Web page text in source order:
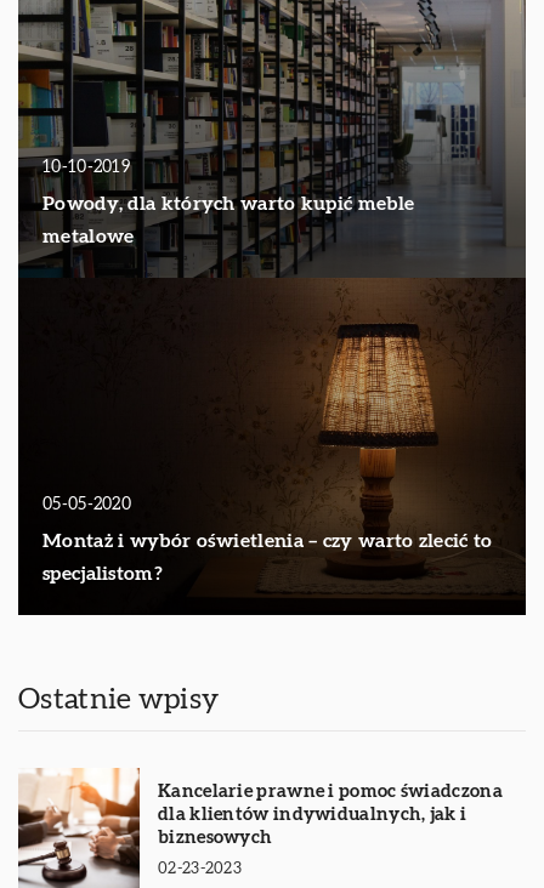
10-10-2019
Powody, dla których warto kupić meble
metalowe
05-05-2020
Montaż i wybór oświetlenia – czy warto zlecić to
specjalistom?
Ostatnie wpisy
Kancelarie prawne i pomoc świadczona
dla klientów indywidualnych, jak i
biznesowych
02-23-2023